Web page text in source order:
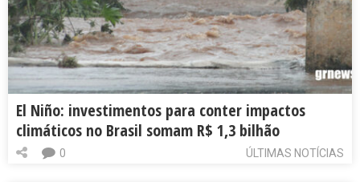
El Niño: investimentos para conter impactos
climáticos no Brasil somam R$ 1,3 bilhão
ÚLTIMAS NOTÍCIAS
0